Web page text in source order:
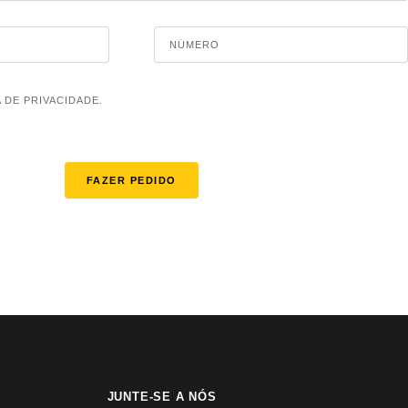
PRIVACIDADE.
FAZER PEDIDO
JUNTE-SE A NÓS